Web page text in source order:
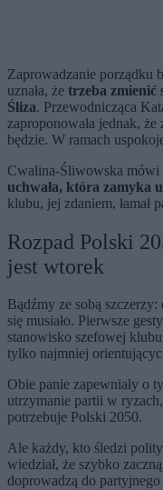
Zaprowadzanie porządku
uznała, że trzeba zmienić
Śliza. Przewodnicząca
zaproponowała jednak,
będzie. W ramach
Cwalina-Śliwowska
uchwała, która zamyka
klubu, jej zdaniem, łamał
Rozpad Polski
jest wtorek
Bądźmy ze sobą
się musiało. Pierwsze
stanowisko szefowej
tylko najmniej
Obie panie zapewniały o
utrzymanie partii w
potrzebuje Polski 2050.
Ale każdy, kto śledzi
wiedział, że szybko
doprowadzą do